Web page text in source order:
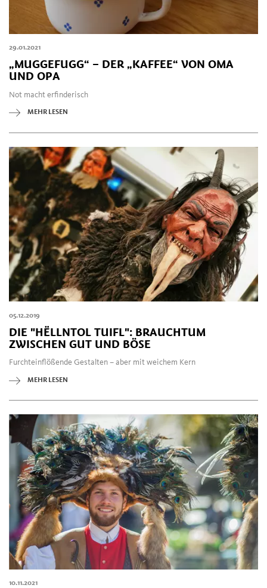
29.01.2021
„MUGGEFUGG“ – DER „KAFFEE“ VON OMA
UND OPA
Not macht erfinderisch
MEHR LESEN
05.12.2019
DIE "HËLLNTOL TUIFL": BRAUCHTUM
ZWISCHEN GUT UND BÖSE
Furchteinflößende Gestalten – aber mit weichem Kern
MEHR LESEN
10.11.2021